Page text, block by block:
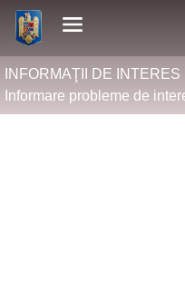
INFORMAŢII DE
Informare probleme de